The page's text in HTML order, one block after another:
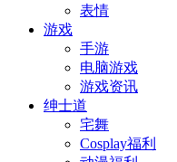
表情
游戏
手游
电脑游戏
游戏资讯
绅士道
宅舞
Cosplay福利